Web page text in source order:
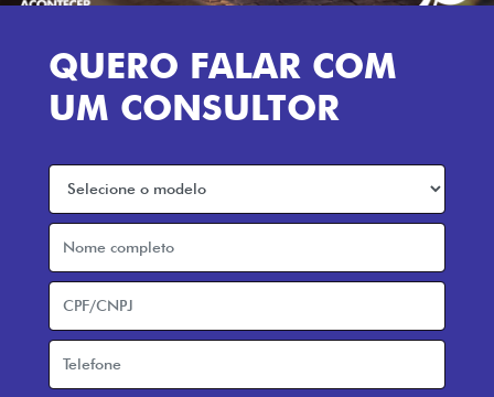
QUERO FALAR COM
UM CONSULTOR